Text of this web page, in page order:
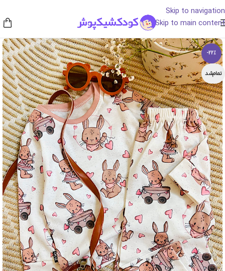
Skip to navigation
Skip to main content
-22%
تمام‌شد